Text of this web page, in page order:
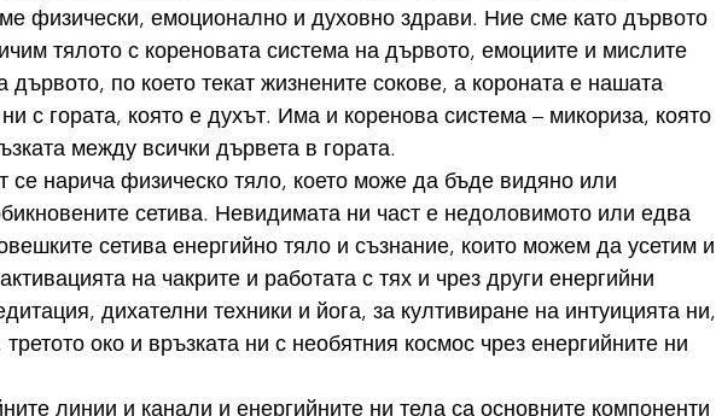
физически, емоционално и духовно здрави. Ние сме като дървото
тялото с кореновата система на дървото, емоциите и мислите
дървото, по което текат жизнените сокове, а короната е нашата
с гората, която е духът. Има и коренова система – микориза, която
между всички дървета в гората.
се нарича физическо тяло, което може да бъде видяно или
сетива. Невидимата ни част е недоловимото или едва
сетива енергийно тяло и съзнание, които можем да усетим и
на чакрите и работата с тях и чрез други енергийни
дихателни техники и йога, за култивиране на интуицията ни,
око и връзката ни с необятния космос чрез енергийните ни
линии и канали и енергийните ни тела са основните компоненти